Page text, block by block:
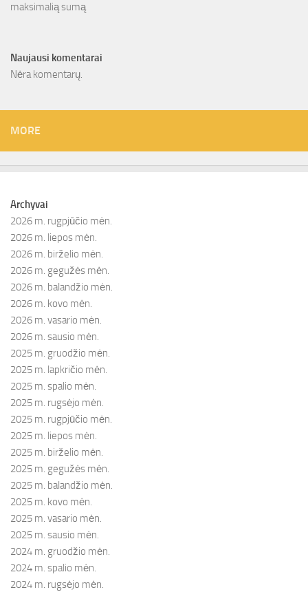
maksimalią sumą
Naujausi komentarai
Nėra komentarų.
MORE
Archyvai
2026 m. rugpjūčio mėn.
2026 m. liepos mėn.
2026 m. birželio mėn.
2026 m. gegužės mėn.
2026 m. balandžio mėn.
2026 m. kovo mėn.
2026 m. vasario mėn.
2026 m. sausio mėn.
2025 m. gruodžio mėn.
2025 m. lapkričio mėn.
2025 m. spalio mėn.
2025 m. rugsėjo mėn.
2025 m. rugpjūčio mėn.
2025 m. liepos mėn.
2025 m. birželio mėn.
2025 m. gegužės mėn.
2025 m. balandžio mėn.
2025 m. kovo mėn.
2025 m. vasario mėn.
2025 m. sausio mėn.
2024 m. gruodžio mėn.
2024 m. spalio mėn.
2024 m. rugsėjo mėn.